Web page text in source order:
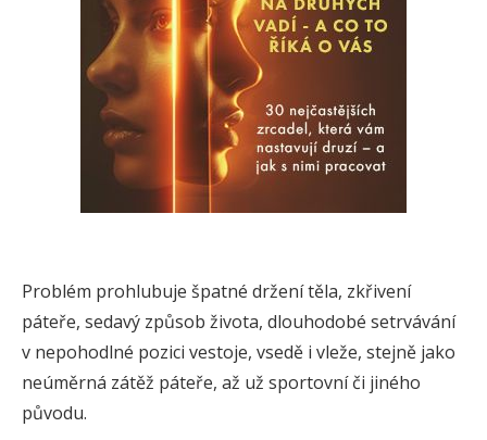
Problém prohlubuje špatné držení těla, zkřivení
páteře, sedavý způsob života, dlouhodobé setrvávání
v nepohodlné pozici vestoje, vsedě i vleže, stejně jako
neúměrná zátěž páteře, až už sportovní či jiného
původu.